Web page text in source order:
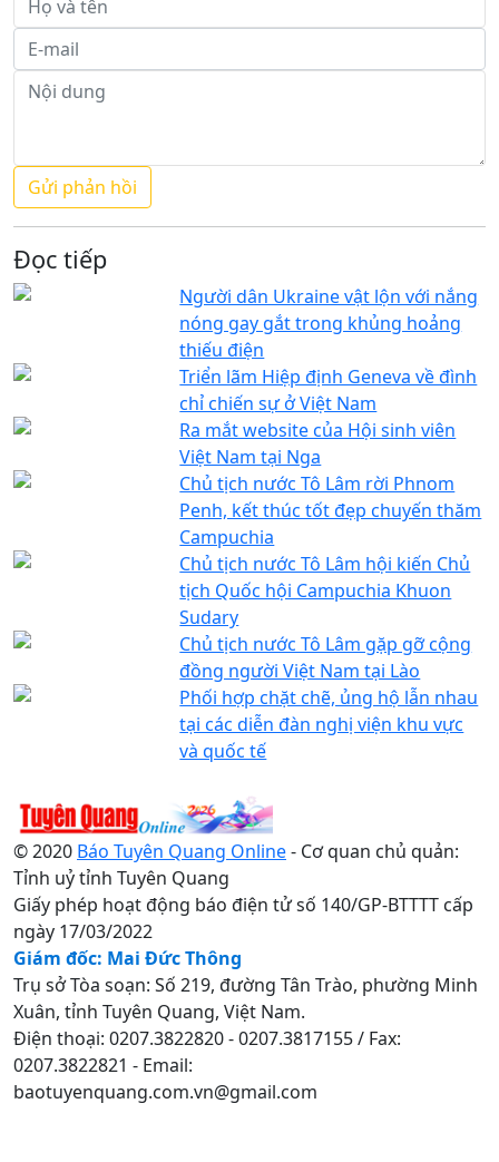
Đọc tiếp
Người dân Ukraine vật lộn với nắng
nóng gay gắt trong khủng hoảng
thiếu điện
Triển lãm Hiệp định Geneva về đình
chỉ chiến sự ở Việt Nam
Ra mắt website của Hội sinh viên
Việt Nam tại Nga
Chủ tịch nước Tô Lâm rời Phnom
Penh, kết thúc tốt đẹp chuyến thăm
Campuchia
Chủ tịch nước Tô Lâm hội kiến Chủ
tịch Quốc hội Campuchia Khuon
Sudary
Chủ tịch nước Tô Lâm gặp gỡ cộng
đồng người Việt Nam tại Lào
Phối hợp chặt chẽ, ủng hộ lẫn nhau
tại các diễn đàn nghị viện khu vực
và quốc tế
© 2020 Báo Tuyên Quang Online- Cơ quan chủ quản:
Tỉnh uỷ tỉnh Tuyên Quang
Giấy phép hoạt động báo điện tử số 140/GP-BTTTT cấp
ngày 17/03/2022
Giám đốc: Mai Đức Thông
Trụ sở Tòa soạn: Số 219, đường Tân Trào, phường Minh
Xuân, tỉnh Tuyên Quang, Việt Nam.
Điện thoại: 0207.3822820 - 0207.3817155 / Fax:
0207.3822821 - Email:
baotuyenquang.com.vn@gmail.com